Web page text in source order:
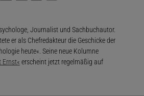
Journalist und Sachbuchautor.
er als Chefredakteur die Geschicke der
heute«. Seine neue Kolumne
Ernst« erscheint jetzt regelmäßig auf